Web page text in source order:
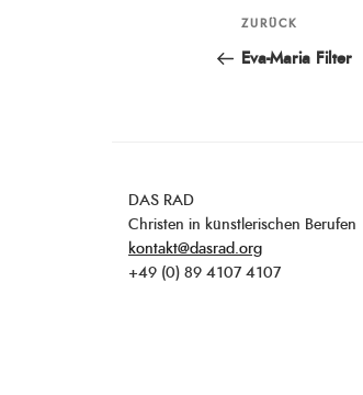
Vorheriger
Beitrag
ZURÜCK
Eva-Maria Filter
DAS RAD
Christen in künstlerischen Berufen
kontakt@dasrad.org
+49 (0) 89 4107 4107